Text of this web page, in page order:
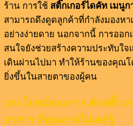
ร้าน การใช้ สติ๊กเกอร์ไดคัท เมนู
สามารถดึงดูดลูกค้าที่กำลังมองห
อย่างง่ายดาย นอกจากนี้ การออ
สนใจยังช่วยสร้างความประทับใ
เดินผ่านไปมา ทำให้ร้านของคุณ
ยิ่งขึ้นในสายตาของผู้คน
ประโยชน์ของการ ตัดสติ๊กเ
อาหาร ที่คุณอาจไม่เคยรู้